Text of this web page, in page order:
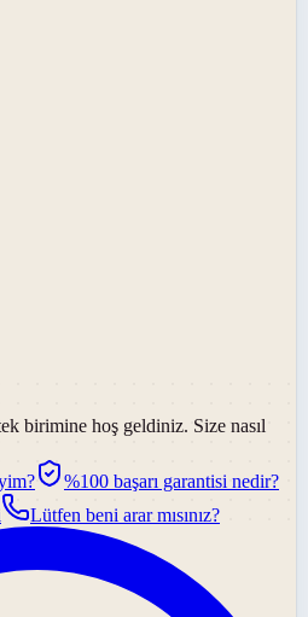
birimine hoş geldiniz. Size nasıl
%100 başarı garantisi nedir?
Lütfen beni arar mısınız?